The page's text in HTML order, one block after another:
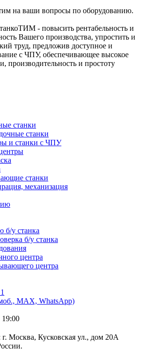
на ваши вопросы по оборудованию.
- повысить рентабельность и
Вашего производства, упростить и
труд, предложив доступное и
с ЧПУ, обеспечивающее высокое
производительность и простоту
станки
станки
и станки с ЧПУ
станки
механизация
б/у станка
б/у станка
центра
центра
MAX, WhatsApp)
Москва, Кусковская ул., дом 20А